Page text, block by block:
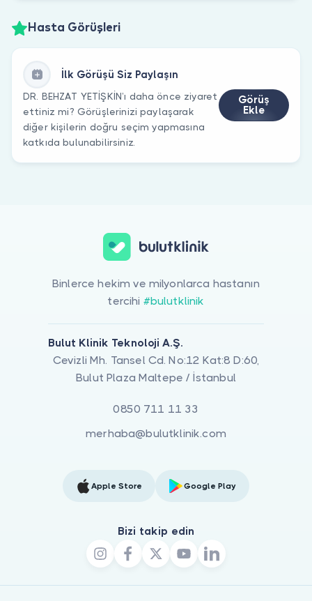
Hasta Görüşleri
İlk Görüşü Siz Paylaşın
DR. BEHZAT YETİŞKİN’ı daha önce ziyaret
ettiniz mi? Görüşlerinizi paylaşarak
diğer kişilerin doğru seçim yapmasına
katkıda bulunabilirsiniz.
Görüş
Ekle
Binlerce hekim ve milyonlarca hastanın
tercihi #bulutklinik
Bulut Klinik Teknoloji A.Ş.
Cevizli Mh. Tansel Cd. No:12 Kat:8 D:60,
Bulut Plaza Maltepe / İstanbul
0850 711 11 33
merhaba@bulutklinik.com
Apple Store Google Play
Bizi takip edin